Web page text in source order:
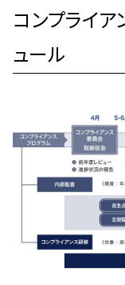
コンプライア
ュール